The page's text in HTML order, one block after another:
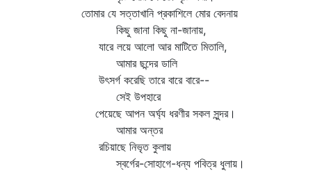
তোমার যে সত্তাখানি প্রকাশিলে মোর বেদনায়
কিছু জানা কিছু না-জানায়,
যারে লয়ে আলো আর মাটিতে মিতালি,
আমার ছন্দের ডালি
উৎসর্গ করেছি তারে বারে বারে--
সেই উপহারে
পেয়েছে আপন অর্ঘ্য ধরণীর সকল সুন্দর।
আমার অন্তর
রচিয়াছে নিভৃত কুলায়
স্বর্গের-সোহাগে-ধন্য পবিত্র ধুলায়।